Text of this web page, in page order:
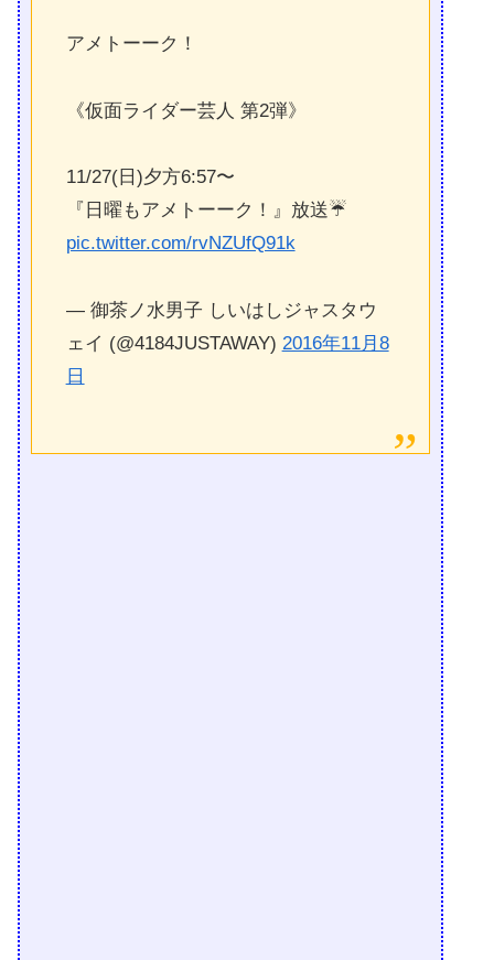
アメトーーク！
《仮面ライダー芸人 第2弾》
11/27(日)夕方6:57〜
『日曜もアメトーーク！』放送☔️
pic.twitter.com/rvNZUfQ91k
— 御茶ノ水男子 しいはしジャスタウ
ェイ (@4184JUSTAWAY) 2016年11月8
日